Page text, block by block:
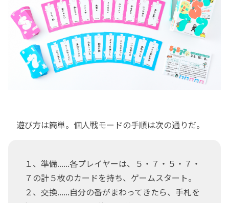
遊び方は簡単。個人戦モードの手順は次の通りだ。
１、準備......各プレイヤーは、５・７・５・７・
７の計５枚のカードを持ち、ゲームスタート。
２、交換......自分の番がまわってきたら、手札を